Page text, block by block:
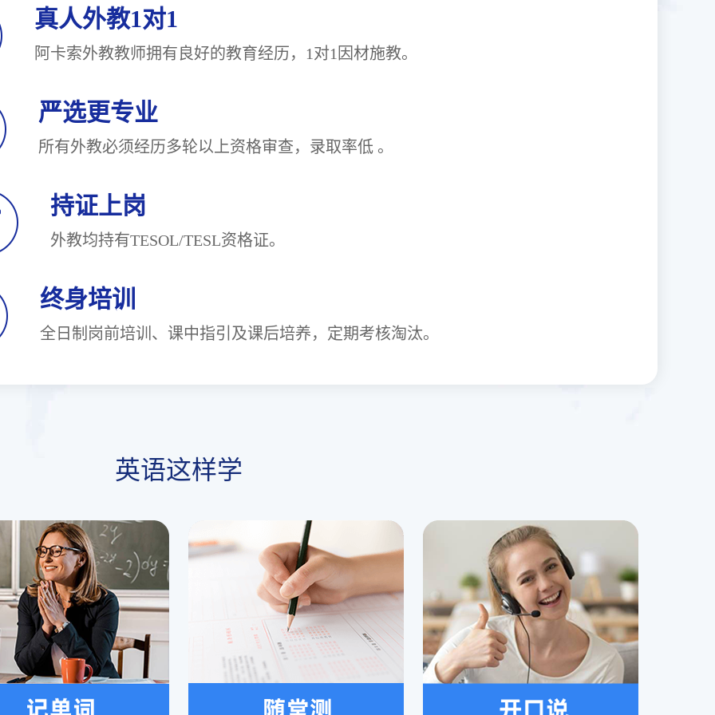
真人外教1对1
阿卡索外教教师拥有良好的教育经历，1对1因材施教。
严选更专业
所有外教必须经历多轮以上资格审查，录取率低 。
持证上岗
外教均持有TESOL/TESL资格证。
终身培训
全日制岗前培训、课中指引及课后培养，定期考核淘汰。
英语这样学